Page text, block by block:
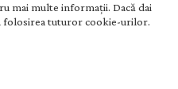
mai multe informații. Dacă dai
folosirea tuturor cookie-urilor.